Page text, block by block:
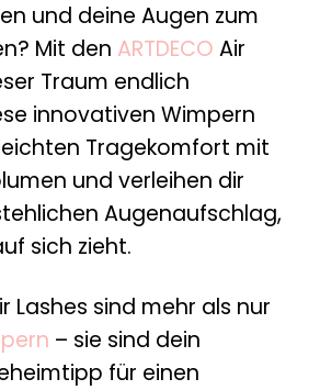
und deine Augen zum
Mit den ARTDECO Air
Traum endlich
innovativen Wimpern
Tragekomfort mit
und verleihen dir
Augenaufschlag,
sich zieht.
Lashes sind mehr als nur
– sie sind dein
für einen